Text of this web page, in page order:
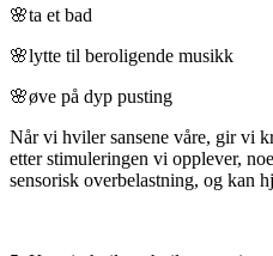
🌸ta et bad
🌸lytte til beroligende musikk
🌸øve på dyp pusting
Når vi hviler sansene våre, gir vi
etter stimuleringen vi opplever,
sensorisk overbelastning, og kan